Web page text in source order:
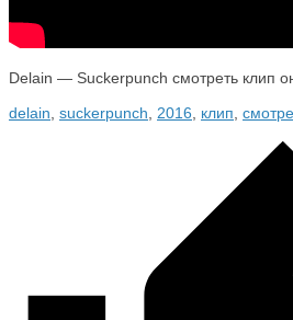
Delain — Suckerpunch смотреть клип
delain suckerpunch 2016 клип